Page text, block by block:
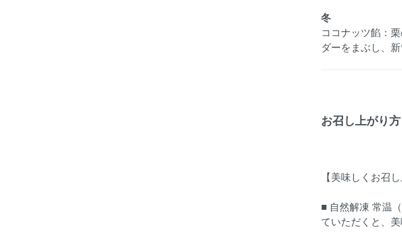
冬
ココナッツ餡：
ダーをまぶし、
お召し上がり方
【美味しくお召
■ 自然解凍 常温
ていただくと、